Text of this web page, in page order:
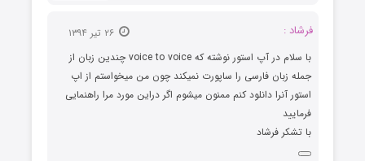
فرشاد :
با سلام در آپ استور نوشته که voice to voice چندین زبان از
جمله زبان فارسی را ساپورت نمیکند چون من میخواستم از اپ
استور آنرا دانلود کنم ممنون میشوم اگر دراین مورد مرا راهنمایی
فرمایید
با تشکر فرشاد